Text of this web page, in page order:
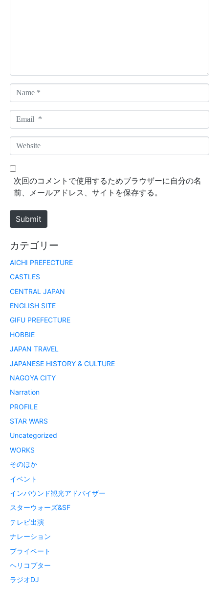
a
m
*
m
a
*
W
e
b
e
次回のコメントで使用するためブラウザーに自分の名
前、メールアドレス、サイトを保存する。
Submit
カテゴリー
AICHI PREFECTURE
CASTLES
CENTRAL JAPAN
ENGLISH SITE
GIFU PREFECTURE
HOBBIE
JAPAN TRAVEL
JAPANESE HISTORY & CULTURE
NAGOYA CITY
Narration
PROFILE
STAR WARS
Uncategorized
WORKS
そのほか
イベント
インバウンド観光アドバイザー
スターウォーズ&SF
テレビ出演
ナレーション
プライベート
ヘリコプター
ラジオDJ